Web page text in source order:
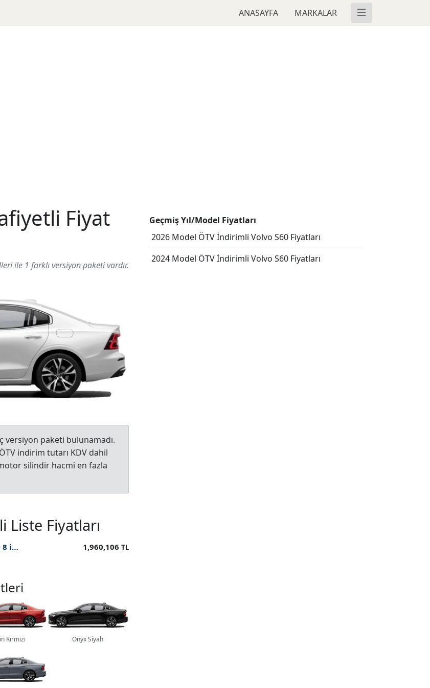
ANASAYFA MARKALAR
Fiyat
ile 1 farklı versiyon paketi vardır.
paketi bulunamadı.
indirim tutarı KDV dahil
silindir hacmi en fazla
Liste Fiyatları
2025 Plus B5 AWD Bright Mild Hybrid Benzin 250 hp 8 ileri Geartronic ÖTV İndirimli Fiyatı 1,960,106 TL
Kırmızı Onyx Siyah
Geçmiş Yıl/Model Fiyatları
2026 Model ÖTV İndirimli Volvo S60 Fiyatları
2024 Model ÖTV İndirimli Volvo S60 Fiyatları